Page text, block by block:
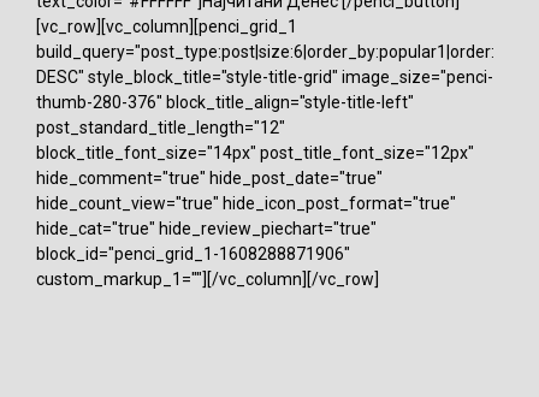
[vc_row][vc_column][penci_grid_1
build_query="post_type:post|size:6|order_by:popular1|order:
DESC" style_block_title="style-title-grid" image_size="penci-
thumb-280-376" block_title_align="style-title-left"
post_standard_title_length="12"
block_title_font_size="14px" post_title_font_size="12px"
hide_comment="true" hide_post_date="true"
hide_count_view="true" hide_icon_post_format="true"
hide_cat="true" hide_review_piechart="true"
block_id="penci_grid_1-1608288871906"
custom_markup_1=""][/vc_column][/vc_row]